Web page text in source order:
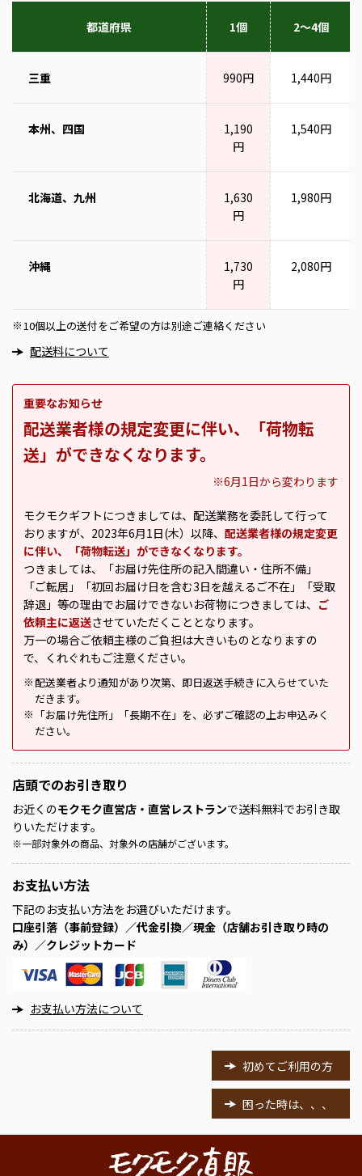
都道府県 1個 2～4個
三重 990円 1,440円
本州、四国
1,190
円
1,540円
北海道、九州
1,630
円
1,980円
沖縄
1,730
円
2,080円
※ 10個以上の送付をご希望の方は別途ご連絡ください
配送料について
重要なお知らせ
配送業者様の規定変更に伴い、「荷物転
送」ができなくなります。
※6月1日から変わります
モクモクギフトにつきましては、配送業務を委託して行って
おりますが、2023年6月1日(木）以降、 配送業者様の規定変更
に伴い、「荷物転送」ができなくなります。
つきましては、「お届け先住所の記入間違い・住所不備」
「ご転居」「初回お届け日を含む3日を越えるご不在」「受取
辞退」等の理由でお届けできないお荷物につきましては、 ご
依頼主に返送させていただくこととなります。
万一の場合ご依頼主様のご負担は大きいものとなりますの
で、くれぐれもご注意ください。
※ 配送業者より通知があり次第、即日返送手続きに入らせていた
だきます。
※
「お届け先住所」「長期不在」を、必ずご確認の上お申込みく
ださい。
店頭でのお引き取り
お近くのモクモク直営店・直営レストランで送料無料でお引き取
りいただけます。
※一部対象外の商品、対象外の店舗がございます。
お支払い方法
下記のお支払い方法をお選びいただけます。
口座引落（事前登録）／代金引換／現金（店舗お引き取り時の
み）／クレジットカード
お支払い方法について
初めてご利用の方
困った時は、、、